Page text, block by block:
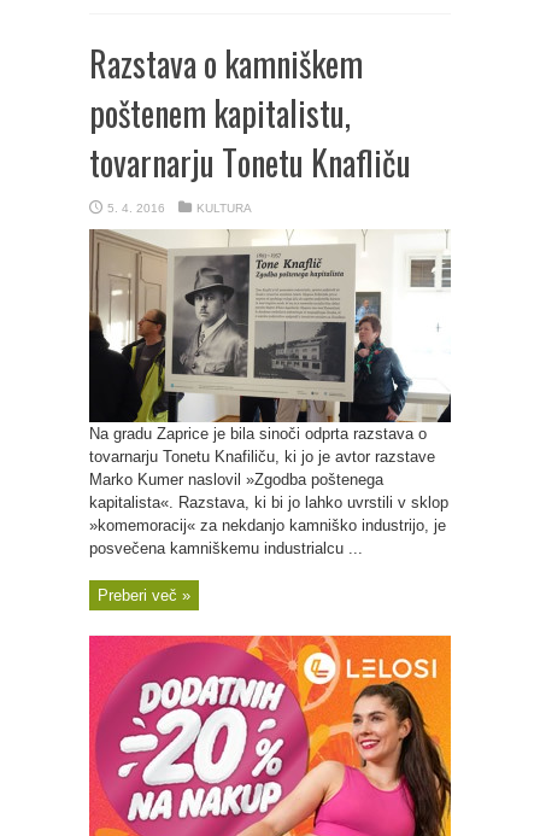
Razstava o kamniškem
poštenem kapitalistu,
tovarnarju Tonetu Knafliču
5. 4. 2016 KULTURA
Na gradu Zaprice je bila sinoči odprta razstava o
tovarnarju Tonetu Knafiliču, ki jo je avtor razstave
Marko Kumer naslovil »Zgodba poštenega
kapitalista«. Razstava, ki bi jo lahko uvrstili v sklop
»komemoracij« za nekdanjo kamniško industrijo, je
posvečena kamniškemu industrialcu ...
Preberi več »